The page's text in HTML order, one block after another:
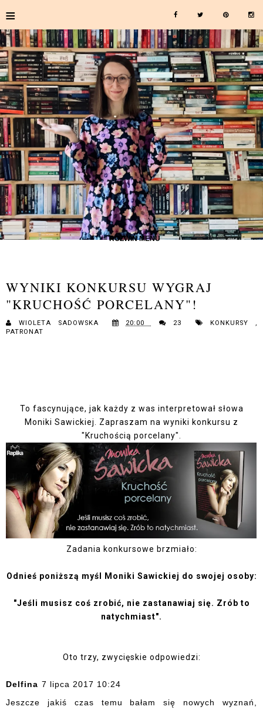
≡
≡ ROZWIŃ MENU
WYNIKI KONKURSU WYGRAJ
"KRUCHOŚĆ PORCELANY"!
WIOLETA SADOWSKA 20:00 23 KONKURSY,
PATRONAT
To fascynujące, jak każdy z was interpretował słowa
Moniki Sawickiej. Zapraszam na wyniki konkursu z
"Kruchością porcelany".
Zadania konkursowe brzmiało:
Odnieś poniższą myśl Moniki Sawickiej do swojej osoby:
"Jeśli musisz coś zrobić, nie zastanawiaj się. Zrób to
natychmiast".
Oto trzy, zwycięskie odpowiedzi:
Delfina 7 lipca 2017 10:24
Jeszcze jakiś czas temu bałam się nowych wyznań,